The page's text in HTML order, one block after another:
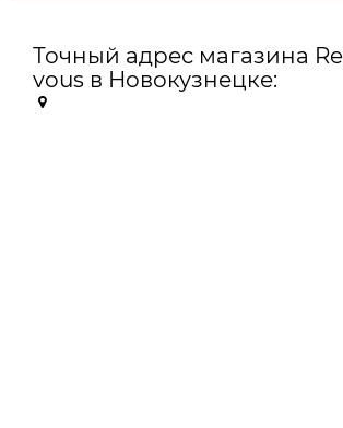
Точный адрес магазина
vous в Новокузнецке: